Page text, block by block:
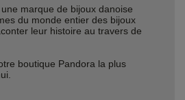
marque de bijoux danoise
du monde entier des bijoux
leur histoire au travers de
boutique Pandora la plus